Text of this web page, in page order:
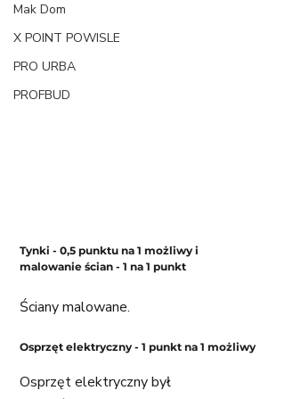
Mak Dom
X POINT POWISLE
PRO URBA
PROFBUD
Tynki - 0,5 punktu na 1 możliwy i
malowanie ścian - 1 na 1 punkt
Ściany malowane.
Osprzęt elektryczny - 1 punkt na 1 możliwy
Osprzęt elektryczny był